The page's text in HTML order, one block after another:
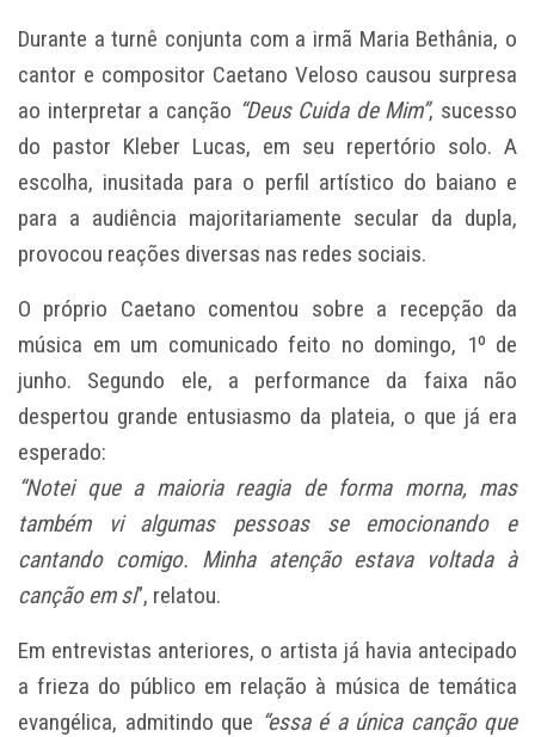
Durante a turnê conjunta com a irmã Maria Bethânia, o
cantor e compositor Caetano Veloso causou surpresa
ao interpretar a canção “Deus Cuida de Mim”, sucesso
do pastor Kleber Lucas, em seu repertório solo. A
escolha, inusitada para o perfil artístico do baiano e
para a audiência majoritariamente secular da dupla,
provocou reações diversas nas redes sociais.
O próprio Caetano comentou sobre a recepção da
música em um comunicado feito no domingo, 1º de
junho. Segundo ele, a performance da faixa não
despertou grande entusiasmo da plateia, o que já era
esperado:
“Notei que a maioria reagia de forma morna, mas
também vi algumas pessoas se emocionando e
cantando comigo. Minha atenção estava voltada à
canção em si”, relatou.
Em entrevistas anteriores, o artista já havia antecipado
a frieza do público em relação à música de temática
evangélica, admitindo que “essa é a única canção que